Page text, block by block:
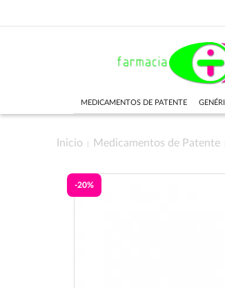
MEDICAMENTOS DE PATENTE
Inicio Medicamentos de Patente
-20%